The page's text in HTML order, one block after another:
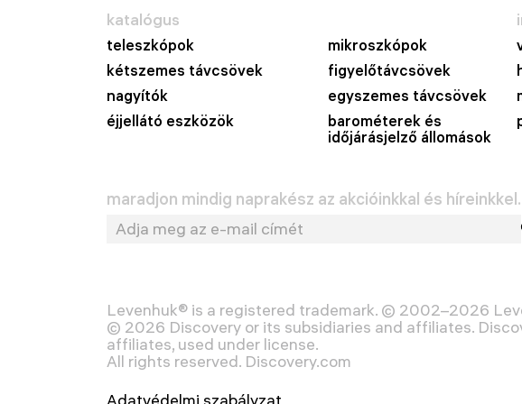
katalógus
teleszkópok
mikroszkópok
kétszemes távcsövek
figyelőtávcsövek
nagyítók
egyszemes távcsövek
éjjellátó eszközök
barométerek és
időjárásjelző állomások
maradjon mindig naprakész az akcióinkkal és híreinkkel.
Levenhuk® is a registered trademark. © 2002–2026
© 2026 Discovery or its subsidiaries and affiliates.
affiliates, used under license.
All rights reserved. Discovery.com
Adatvédelmi szabályzat